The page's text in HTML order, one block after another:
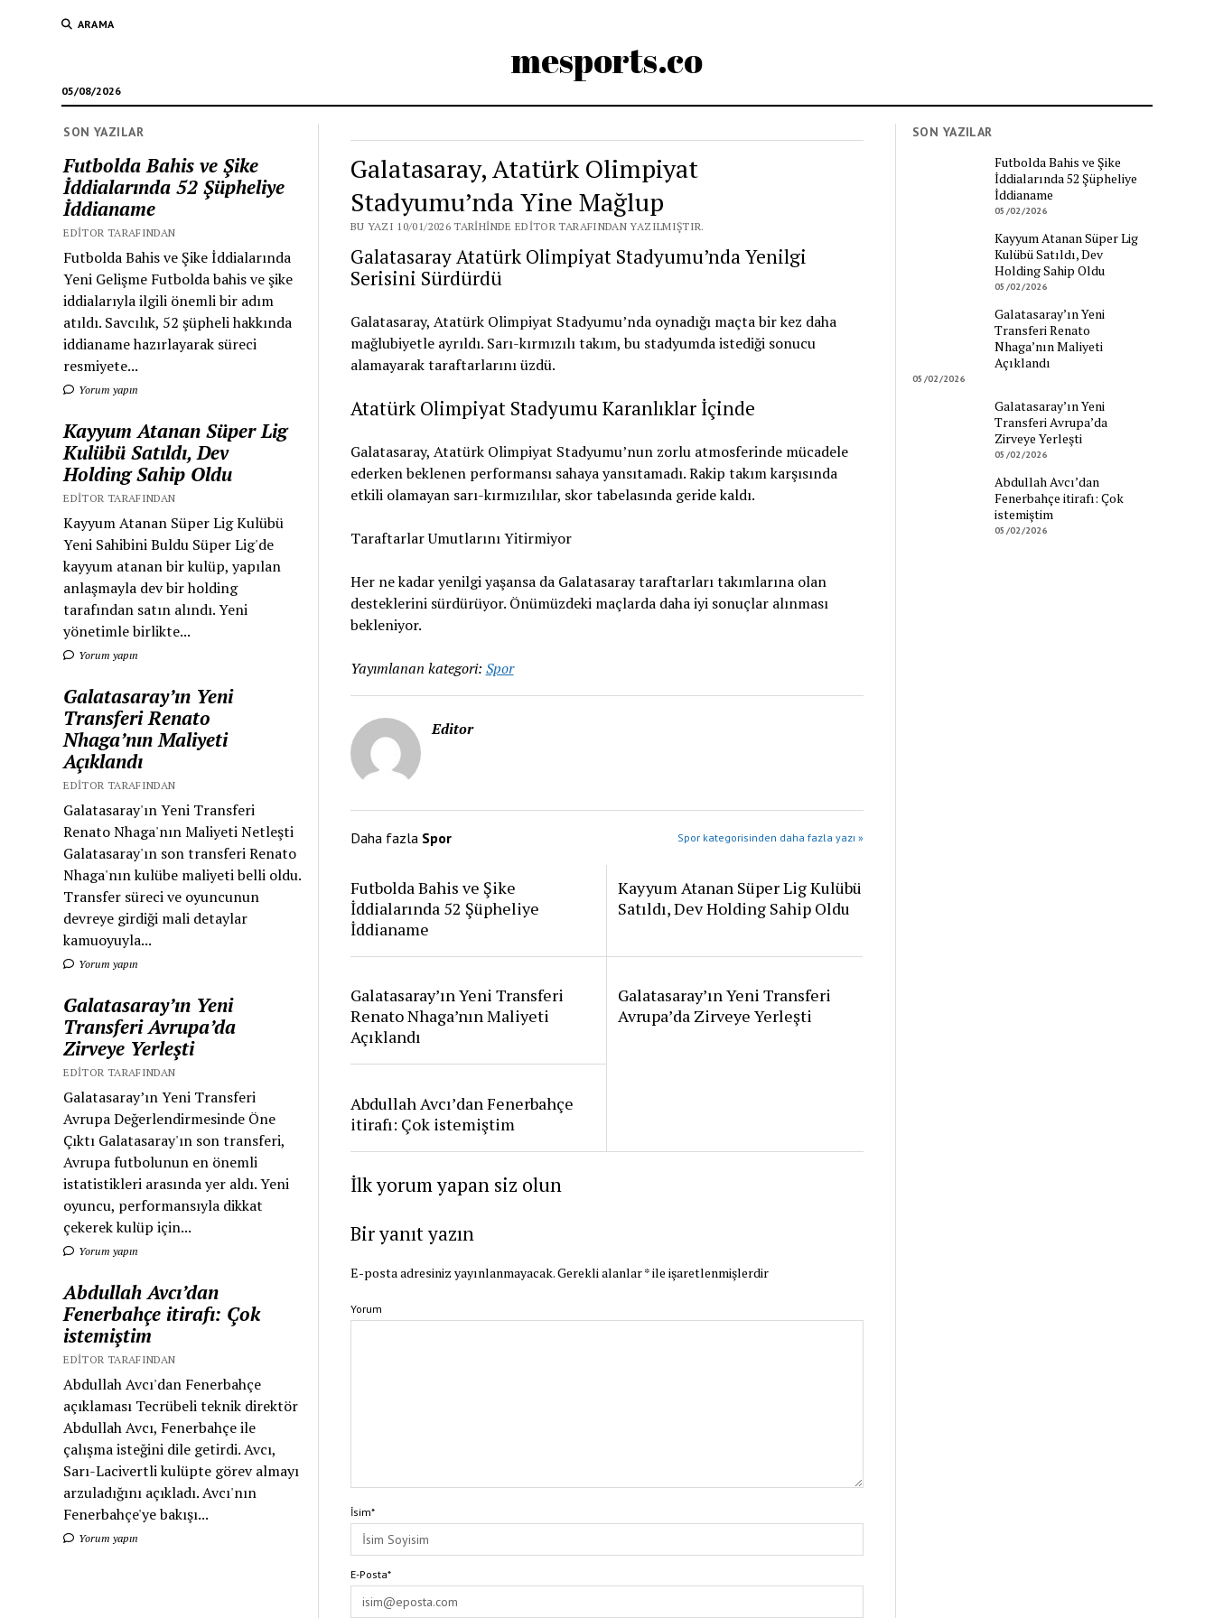
ARAMA
mesports.co
05/08/2026
SON YAZILAR
Futbolda Bahis ve Şike
İddialarında 52 Şüpheliye
İddianame
EDITOR TARAFINDAN
Futbolda Bahis ve Şike İddialarında
Yeni Gelişme Futbolda bahis ve şike
iddialarıyla ilgili önemli bir adım
atıldı. Savcılık, 52 şüpheli hakkında
iddianame hazırlayarak süreci
resmiyete...
Yorum yapın
Kayyum Atanan Süper Lig
Kulübü Satıldı, Dev
Holding Sahip Oldu
EDITOR TARAFINDAN
Kayyum Atanan Süper Lig Kulübü
Yeni Sahibini Buldu Süper Lig'de
kayyum atanan bir kulüp, yapılan
anlaşmayla dev bir holding
tarafından satın alındı. Yeni
yönetimle birlikte...
Yorum yapın
Galatasaray’ın Yeni
Transferi Renato
Nhaga’nın Maliyeti
Açıklandı
EDITOR TARAFINDAN
Galatasaray'ın Yeni Transferi
Renato Nhaga'nın Maliyeti Netleşti
Galatasaray'ın son transferi Renato
Nhaga'nın kulübe maliyeti belli oldu.
Transfer süreci ve oyuncunun
devreye girdiği mali detaylar
kamuoyuyla...
Yorum yapın
Galatasaray’ın Yeni
Transferi Avrupa’da
Zirveye Yerleşti
EDITOR TARAFINDAN
Galatasaray’ın Yeni Transferi
Avrupa Değerlendirmesinde Öne
Çıktı Galatasaray'ın son transferi,
Avrupa futbolunun en önemli
istatistikleri arasında yer aldı. Yeni
oyuncu, performansıyla dikkat
çekerek kulüp için...
Yorum yapın
Abdullah Avcı’dan
Fenerbahçe itirafı: Çok
istemiştim
EDITOR TARAFINDAN
Abdullah Avcı'dan Fenerbahçe
açıklaması Tecrübeli teknik direktör
Abdullah Avcı, Fenerbahçe ile
çalışma isteğini dile getirdi. Avcı,
Sarı-Lacivertli kulüpte görev almayı
arzuladığını açıkladı. Avcı'nın
Fenerbahçe'ye bakışı...
Yorum yapın
Galatasaray, Atatürk Olimpiyat
Stadyumu’nda Yine Mağlup
BU YAZI 10/01/2026 TARIHINDE EDITOR TARAFINDAN YAZILMIŞTIR.
Galatasaray Atatürk Olimpiyat Stadyumu’nda Yenilgi
Serisini Sürdürdü
Galatasaray, Atatürk Olimpiyat Stadyumu’nda oynadığı maçta bir kez daha
mağlubiyetle ayrıldı. Sarı-kırmızılı takım, bu stadyumda istediği sonucu
alamayarak taraftarlarını üzdü.
Atatürk Olimpiyat Stadyumu Karanlıklar İçinde
Galatasaray, Atatürk Olimpiyat Stadyumu’nun zorlu atmosferinde mücadele
ederken beklenen performansı sahaya yansıtamadı. Rakip takım karşısında
etkili olamayan sarı-kırmızılılar, skor tabelasında geride kaldı.
Taraftarlar Umutlarını Yitirmiyor
Her ne kadar yenilgi yaşansa da Galatasaray taraftarları takımlarına olan
desteklerini sürdürüyor. Önümüzdeki maçlarda daha iyi sonuçlar alınması
bekleniyor.
Yayımlanan kategori: Spor
Editor
Daha fazla Spor Spor kategorisinden daha fazla yazı »
Futbolda Bahis ve Şike
İddialarında 52 Şüpheliye
İddianame
Kayyum Atanan Süper Lig Kulübü
Satıldı, Dev Holding Sahip Oldu
Galatasaray’ın Yeni Transferi
Renato Nhaga’nın Maliyeti
Açıklandı
Galatasaray’ın Yeni Transferi
Avrupa’da Zirveye Yerleşti
Abdullah Avcı’dan Fenerbahçe
itirafı: Çok istemiştim
İlk yorum yapan siz olun
Bir yanıt yazın
E-posta adresiniz yayınlanmayacak.Gerekli alanlar*ile işaretlenmişlerdir
Yorum
İsim*
E-Posta*
SON YAZILAR
Futbolda Bahis ve Şike
İddialarında 52 Şüpheliye
İddianame
05/02/2026
Kayyum Atanan Süper Lig
Kulübü Satıldı, Dev
Holding Sahip Oldu
05/02/2026
Galatasaray’ın Yeni
Transferi Renato
Nhaga’nın Maliyeti
Açıklandı
05/02/2026
Galatasaray’ın Yeni
Transferi Avrupa’da
Zirveye Yerleşti
05/02/2026
Abdullah Avcı’dan
Fenerbahçe itirafı: Çok
istemiştim
05/02/2026